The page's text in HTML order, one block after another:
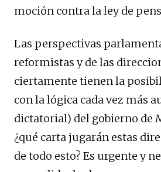
moción contra la ley de
Las perspectivas
reformistas y de las
ciertamente tienen la
con la lógica cada vez más
dictatorial) del gobierno de
¿qué carta jugarán estas
de todo esto? Es urgente y